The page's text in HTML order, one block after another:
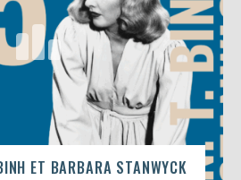
ET BARBARA STANWYCK